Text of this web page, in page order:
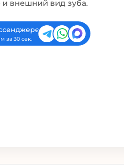
и внешний вид зуба.
за 30 сек.